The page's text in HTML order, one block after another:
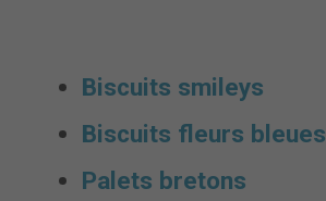
Biscuits smileys
Biscuits fleurs bleues
Palets bretons